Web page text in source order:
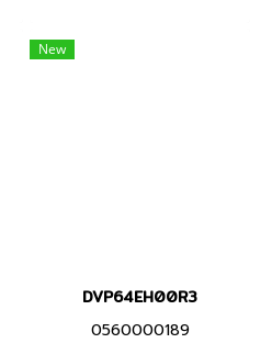
New
DVP64EH00R3
0560000189